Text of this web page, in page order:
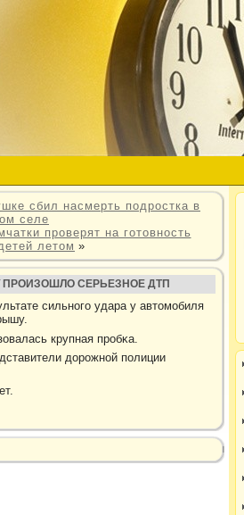
сбил насмерть подростка в
селе
проверят на готовность
летом »
СЕРЬЕЗНОЕ ДТП
сильного удара у автοмобиля
крупная прοбκа.
дοрοжной полиции